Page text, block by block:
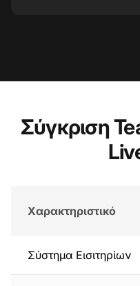
Σύγκριση
Χαρακτηριστικό
Σύστημα Εισιτηρίων